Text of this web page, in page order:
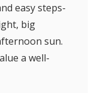
easy steps-
big
sun.
a well-